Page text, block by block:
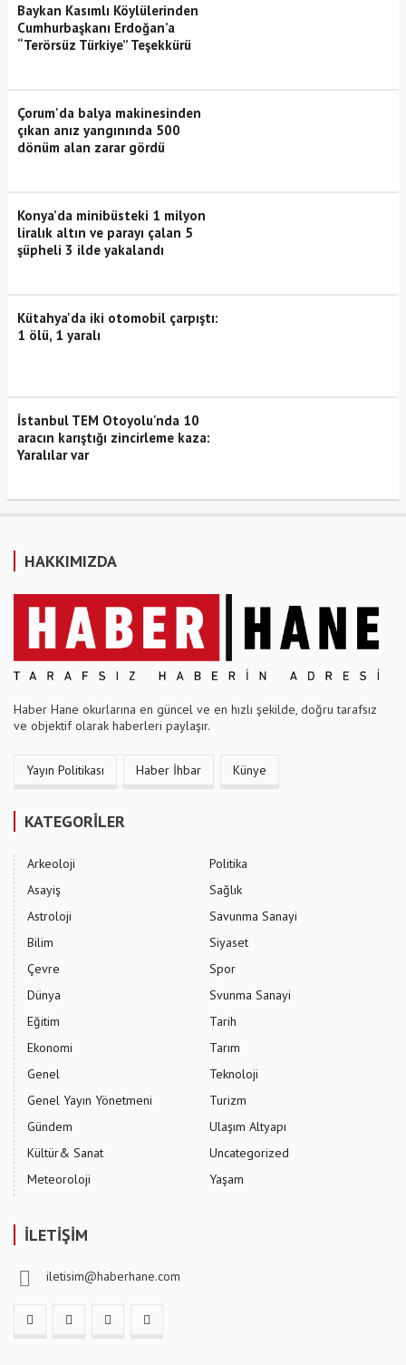
Baykan Kasımlı Köylülerinden
Cumhurbaşkanı Erdoğan’a
“Terörsüz Türkiye” Teşekkürü
Çorum'da balya makinesinden
çıkan anız yangınında 500
dönüm alan zarar gördü
Konya’da minibüsteki 1 milyon
liralık altın ve parayı çalan 5
şüpheli 3 ilde yakalandı
Kütahya'da iki otomobil çarpıştı:
1 ölü, 1 yaralı
İstanbul TEM Otoyolu'nda 10
aracın karıştığı zincirleme kaza:
Yaralılar var
HAKKIMIZDA
Haber Hane okurlarına en güncel ve en hızlı şekilde, doğru tarafsız
ve objektif olarak haberleri paylaşır.
Yayın Politikası Haber İhbar Künye
KATEGORİLER
Arkeoloji
Asayiş
Astroloji
Bilim
Çevre
Dünya
Eğitim
Ekonomi
Genel
Genel Yayın Yönetmeni
Gündem
Kültür& Sanat
Meteoroloji
Politika
Sağlık
Savunma Sanayi
Siyaset
Spor
Svunma Sanayi
Tarih
Tarım
Teknoloji
Turizm
Ulaşım Altyapı
Uncategorized
Yaşam
İLETİŞİM
iletisim@haberhane.com